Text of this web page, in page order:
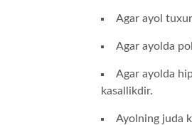
Agar ayol
Agar ayolda
Agar ayolda
kasallikdir.
Ayolning juda